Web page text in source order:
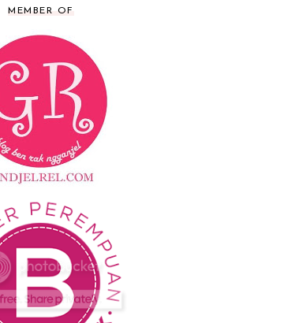
MEMBER OF